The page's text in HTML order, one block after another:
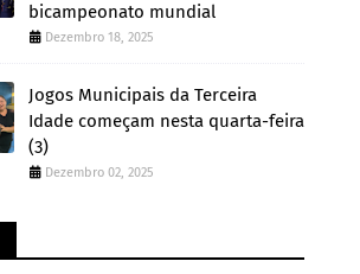
bicampeonato mundial
Dezembro 18, 2025
Jogos Municipais da Terceira
Idade começam nesta quarta-feira
(3)
Dezembro 02, 2025